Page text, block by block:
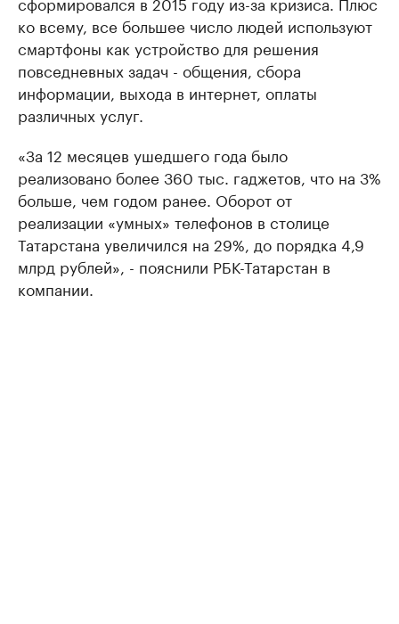
ко всему, все большее число людей используют
смартфоны как устройство для решения
повседневных задач - общения, сбора
информации, выхода в интернет, оплаты
различных услуг.
«За 12 месяцев ушедшего года было
реализовано более 360 тыс. гаджетов, что на 3%
больше, чем годом ранее. Оборот от
реализации «умных» телефонов в столице
Татарстана увеличился на 29%, до порядка 4,9
млрд рублей», - пояснили РБК-Татарстан в
компании.